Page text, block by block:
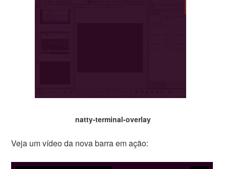
natty-terminal-overlay
Veja um vídeo da nova barra em ação: